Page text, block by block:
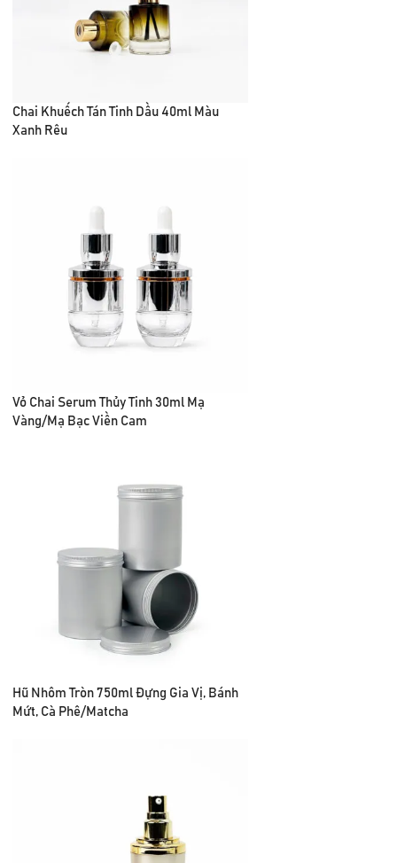
Chai Khuếch Tán Tinh Dầu 40ml Màu
Xanh Rêu
Vỏ Chai Serum Thủy Tinh 30ml Mạ
Vàng/Mạ Bạc Viền Cam
Hũ Nhôm Tròn 750ml Đựng Gia Vị, Bánh
Mứt, Cà Phê/Matcha